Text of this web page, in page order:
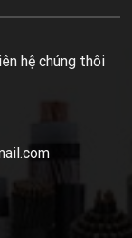
hệ chúng thôi